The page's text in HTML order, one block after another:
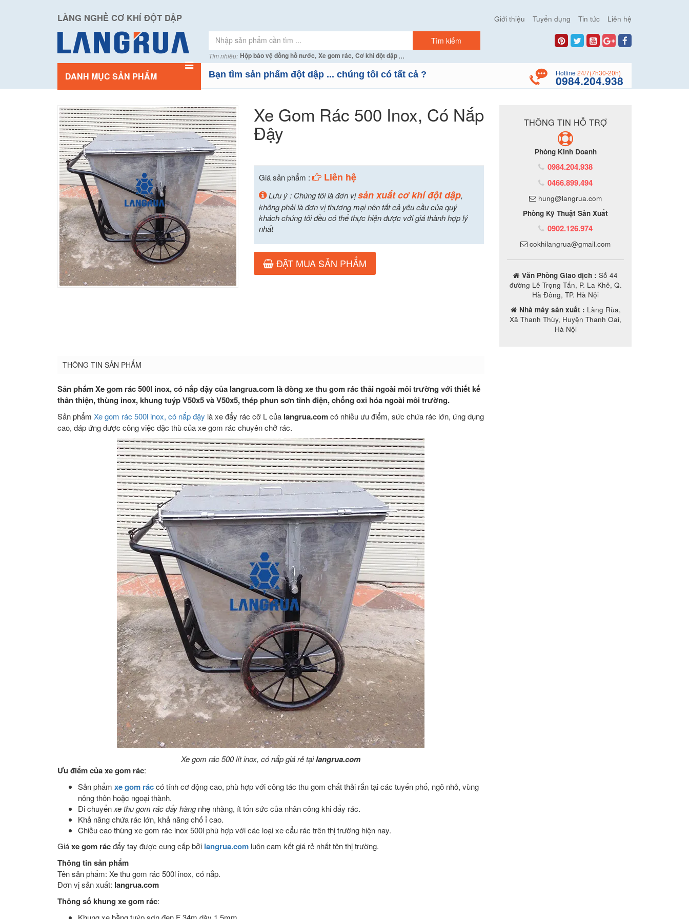
LÀNG NGHỀ CƠ KHÍ ĐỘT DẬP Giới thiệu Tuyển dụng Tin tức Liên hệ
Tìm nhiều: Hộp bảo vệ đồng hồ nước, Xe gom rác, Cơ khí đột dập...
DANH MỤC SẢN PHẨM Bạn tìm sản phẩm đột dập ... chúng tôi có tất cả ? Hotline 24/7(7h30-20h)
0984.204.938
Xe Gom Rác 500 Inox, Có Nắp
Đậy
Giá sản phẩm : Liên hệ
Lưu ý : Chúng tôi là đơn vịsản xuất cơ khí đột dập,
không phải là đơn vị thương mại nên tất cả yêu cầu của quý
khách chúng tôi đều có thể thực hiện được với giá thành hợp lý
nhất
ĐẶT MUA SẢN PHẨM
THÔNG TIN HỖ TRỢ
Phòng Kinh Doanh
0984.204.938
0466.899.494
hung@langrua.com
Phòng Kỹ Thuật Sản Xuất
0902.126.974
cokhilangrua@gmail.com
Văn Phòng Giao dịch : Số 44
đường Lê Trọng Tấn, P. La Khê, Q.
Hà Đông, TP. Hà Nội
Nhà máy sản xuất : Làng Rùa,
Xã Thanh Thùy, Huyện Thanh Oai,
Hà Nội
THÔNG TIN SẢN PHẨM
Sản phẩm Xe gom rác 500l inox, có nắp đậy của langrua.com là dòng xe thu gom rác thải ngoài môi trường với thiết kế
thân thiện, thùng inox, khung tuýp V50x5 và V50x5, thép phun sơn tĩnh điện, chống oxi hóa ngoài môi trường.
Sản phẩm Xe gom rác 500l inox, có nắp đậy là xe đẩy rác cỡ L của langrua.comcó nhiều ưu điểm, sức chứa rác lớn, ứng dụng
cao, đáp ứng được công việc đặc thù của xe gom rác chuyên chở rác.
Xe gom rác 500 lít inox, có nắp giá rẻ tạilangrua.com
Ưu điểm của xe gom rác:
Sản phẩm xe gom ráccó tính cơ động cao, phù hợp với công tác thu gom chất thải rắn tại các tuyến phố, ngõ nhỏ, vùng
nông thôn hoặc ngoại thành.
Di chuyểnxe thu gom rác đẩy hàngnhẹ nhàng, ít tốn sức của nhân công khi đẩy rác.
Khả năng chứa rác lớn, khả năng chố ỉ cao.
Chiều cao thùng xe gom rác inox 500l phù hợp với các loại xe cẩu rác trên thị trường hiện nay.
Giáxe gom rácđẩy tay được cung cấp bởi langrua.com luôn cam kết giá rẻ nhất tên thị trường.
Thông tin sản phẩm
Tên sản phẩm: Xe thu gom rác 500l inox, có nắp.
Đơn vị sản xuất: langrua.com
Thông số khung xe gom rác: